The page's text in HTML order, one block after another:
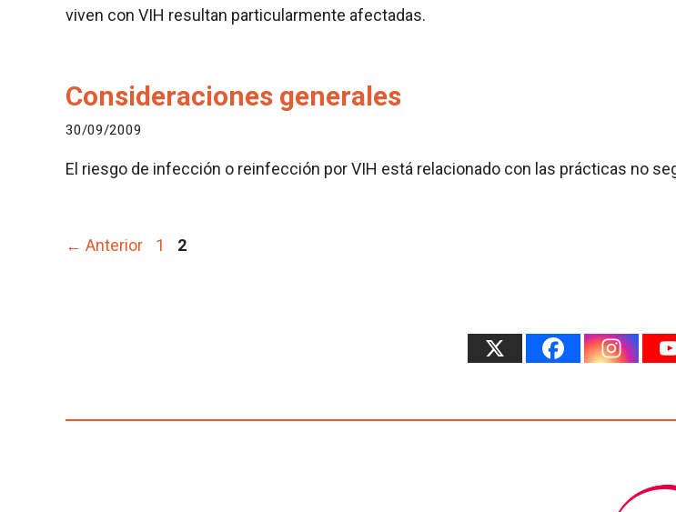
viven con VIH resultan particularmente afectadas.
Consideraciones generales
30/09/2009
El riesgo de infección o reinfección por VIH está relacionado con las prácticas no
← Anterior Página
1 Página
2